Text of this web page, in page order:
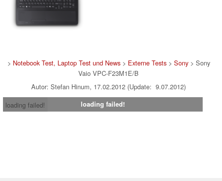
> Notebook Test, Laptop Test und News> Externe Tests> Sony> Sony
Vaio VPC-F23M1E/B
Autor: Stefan Hinum, 17.02.2012 (Update: 9.07.2012)
loading failed!
loading failed!